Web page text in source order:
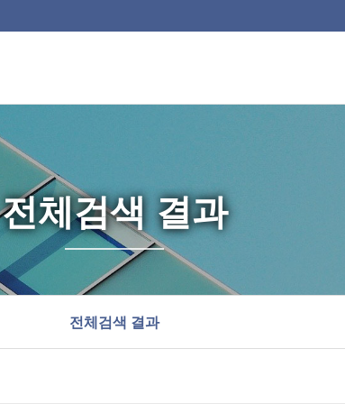
전체검색 결과
전체검색 결과